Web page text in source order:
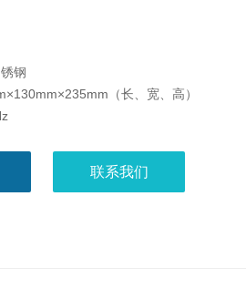
钢
（长、宽、高）
联系我们